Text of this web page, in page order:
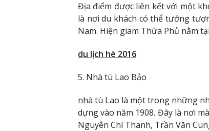
Địa điểm được liên kết với một
là nơi du khách có thể tưởng
Nam. Hiện giam Thừa Phủ nằm
du lịch hè 2016
5. Nhà tù Lao Bảo
nhà tù Lao là một trong những
dựng vào năm 1908. Đây là nơi
Nguyễn Chí Thanh, Trần Văn